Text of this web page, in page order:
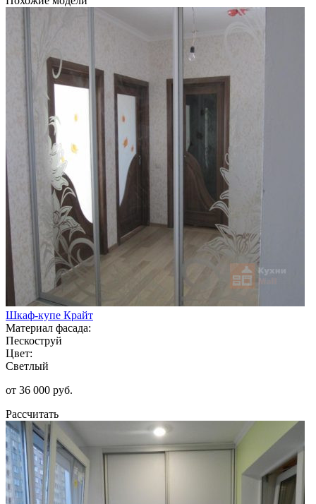
Шкаф-купе Крайт
Материал фасада:
Пескоструй
Цвет:
Светлый
от 36 000 руб.
Рассчитать